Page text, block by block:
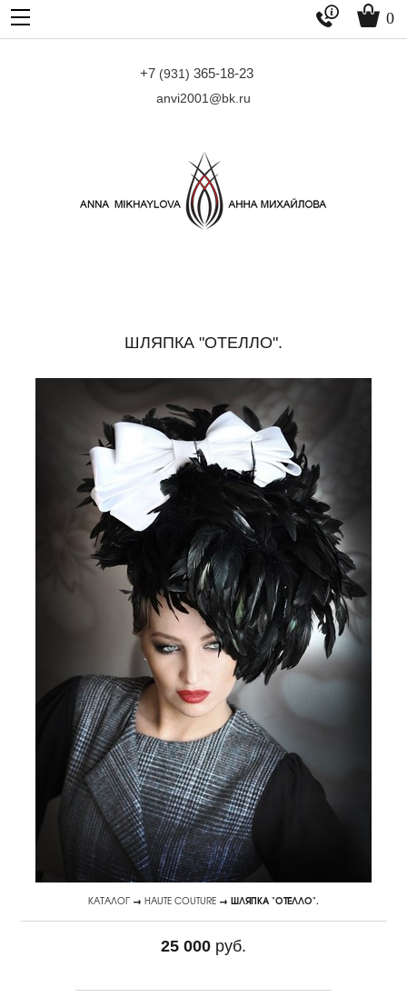
+7 (931) 365-18-23
anvi2001@bk.ru
  0
ШЛЯПКА "ОТЕЛЛО".
КАТАЛОГ → HAUTE COUTURE → ШЛЯПКА "ОТЕЛЛО".
25 000руб.